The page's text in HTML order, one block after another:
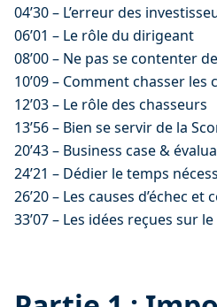
04’30 – L’erreur des
06’01 – Le rôle du dirigeant
08’00 – Ne pas se contenter
10’09 – Comment chasser les
12’03 – Le rôle des chasseurs
13’56 – Bien se servir de la
20’43 – Business case &
24’21 – Dédier le temps
26’20 – Les causes d’échec
33’07 – Les idées reçues sur